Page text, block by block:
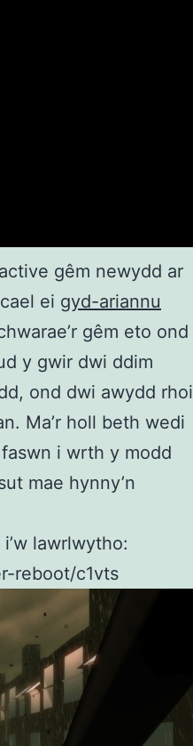
gêm newydd ar
ei gyd-ariannu
gêm eto ond
y gwir dwi ddim
ond dwi awydd rhoi
Ma’r holl beth wedi
i wrth y modd
mae hynny’n
lawrlwytho:
reboot/c1vts